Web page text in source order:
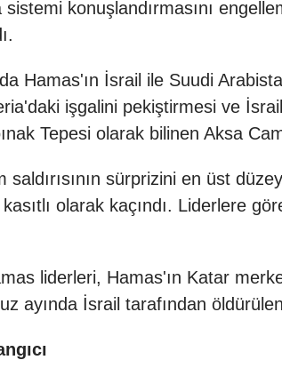
konuşlandırmasını
Hamas'ın İsrail ile Suudi
işgalini pekiştirmesi ve
Tepesi olarak bilinen Aksa
saldırısının sürprizini en üst
olarak kaçındı. Liderlere
liderleri, Hamas'ın Katar
ayında İsrail tarafından